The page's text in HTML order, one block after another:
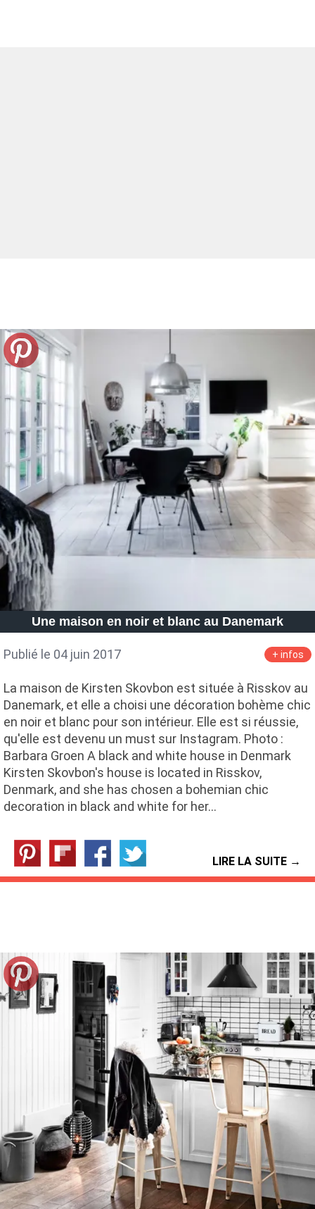
Une maison en noir et blanc au Danemark
Publié le 04 juin 2017 + infos
La maison de Kirsten Skovbon est située à Risskov au
Danemark, et elle a choisi une décoration bohème chic
en noir et blanc pour son intérieur. Elle est si réussie,
qu'elle est devenu un must sur Instagram. Photo :
Barbara Groen A black and white house in Denmark
Kirsten Skovbon's house is located in Risskov,
Denmark, and she has chosen a bohemian chic
decoration in black and white for her…
LIRE LA SUITE →